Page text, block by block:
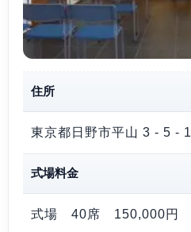
住所
東京都日野市平山 3 - 5 - 1
式場料金
式場 40席 150,000円